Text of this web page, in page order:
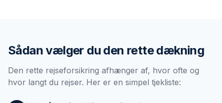
Sådan vælger du den rette dækning
Den rette rejseforsikring afhænger af, hvor ofte og
hvor langt du rejser. Her er en simpel tjekliste: